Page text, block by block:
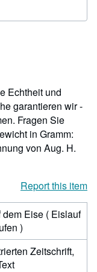
Echtheit und
garantieren wir -
Fragen Sie
in Gramm:
von Aug. H.
Report this item
Eise ( Eislauf
)
Zeitschrift,